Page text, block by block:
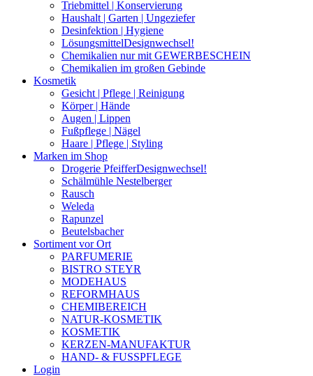
Triebmittel | Konservierung
Haushalt | Garten | Ungeziefer
Desinfektion | Hygiene
LösungsmittelDesignwechsel!
Chemikalien nur mit GEWERBESCHEIN
Chemikalien im großen Gebinde
Kosmetik
Gesicht | Pflege | Reinigung
Körper | Hände
Augen | Lippen
Fußpflege | Nägel
Haare | Pflege | Styling
Marken im Shop
Drogerie PfeifferDesignwechsel!
Schälmühle Nestelberger
Rausch
Weleda
Rapunzel
Beutelsbacher
Sortiment vor Ort
PARFUMERIE
BISTRO STEYR
MODEHAUS
REFORMHAUS
CHEMIBEREICH
NATUR-KOSMETIK
KOSMETIK
KERZEN-MANUFAKTUR
HAND- & FUSSPFLEGE
Login